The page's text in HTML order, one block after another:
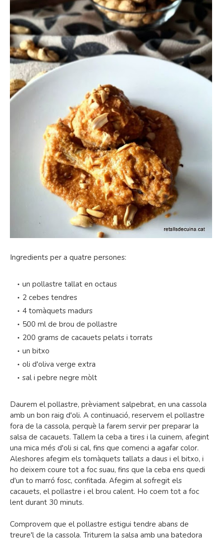
Ingredients per a quatre persones:
un pollastre tallat en octaus
2 cebes tendres
4 tomàquets madurs
500 ml de brou de pollastre
200 grams de cacauets pelats i torrats
un bitxo
oli d'oliva verge extra
sal i pebre negre mòlt
Daurem el pollastre, prèviament salpebrat, en una cassola
amb un bon raig d'oli. A continuació, reservem el pollastre
fora de la cassola, perquè la farem servir per preparar la
salsa de cacauets. Tallem la ceba a tires i la cuinem, afegint
una mica més d'oli si cal, fins que comenci a agafar color.
Aleshores afegim els tomàquets tallats a daus i el bitxo, i
ho deixem coure tot a foc suau, fins que la ceba ens quedi
d'un to marró fosc, confitada. Afegim al sofregit els
cacauets, el pollastre i el brou calent. Ho coem tot a foc
lent durant 30 minuts.
Comprovem que el pollastre estigui tendre abans de
treure'l de la cassola. Triturem la salsa amb una batedora